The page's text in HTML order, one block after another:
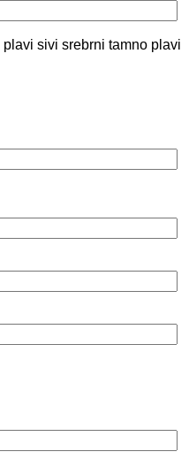
plavi sivi srebrni tamno plavi